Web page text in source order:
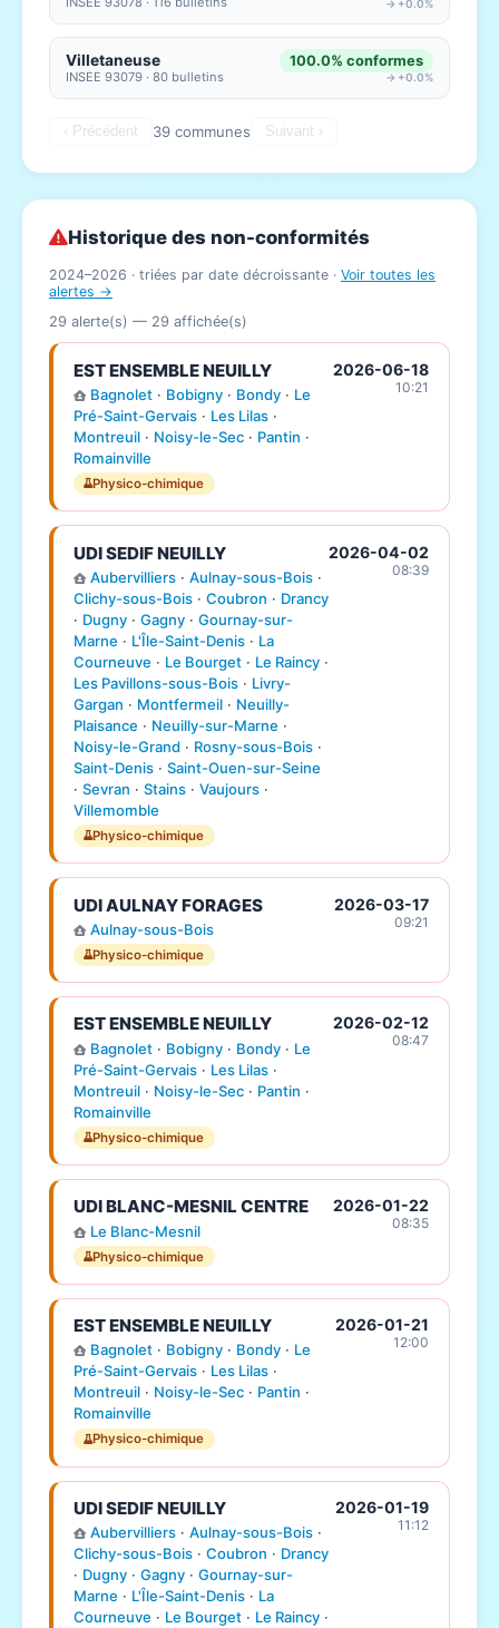
→ +0.0%
Villetaneuse
INSEE 93079 · 80 bulletins
100.0% conformes
→ +0.0%
‹ Précédent 39 communes Suivant ›
Historique des non-conformités
2024–2026 · triées par date décroissante · Voir toutes les
alertes →
29 alerte(s) — 29 affichée(s)
EST ENSEMBLE NEUILLY
Bagnolet· Bobigny· Bondy· Le
Pré-Saint-Gervais· Les Lilas·
Montreuil· Noisy-le-Sec· Pantin ·
Romainville
Physico-chimique
2026-06-18
10:21
UDI SEDIF NEUILLY
Aubervilliers· Aulnay-sous-Bois·
Clichy-sous-Bois· Coubron · Drancy
· Dugny· Gagny· Gournay-sur-
Marne · L'Île-Saint-Denis· La
Courneuve · Le Bourget· Le Raincy·
Les Pavillons-sous-Bois· Livry-
Gargan · Montfermeil· Neuilly-
Plaisance · Neuilly-sur-Marne ·
Noisy-le-Grand· Rosny-sous-Bois·
Saint-Denis· Saint-Ouen-sur-Seine
· Sevran · Stains· Vaujours·
Villemomble
Physico-chimique
2026-04-02
08:39
UDI AULNAY FORAGES
Aulnay-sous-Bois
Physico-chimique
2026-03-17
09:21
EST ENSEMBLE NEUILLY
Bagnolet· Bobigny· Bondy· Le
Pré-Saint-Gervais· Les Lilas·
Montreuil· Noisy-le-Sec· Pantin ·
Romainville
Physico-chimique
2026-02-12
08:47
UDI BLANC-MESNIL CENTRE
Le Blanc-Mesnil
Physico-chimique
2026-01-22
08:35
EST ENSEMBLE NEUILLY
Bagnolet· Bobigny· Bondy· Le
Pré-Saint-Gervais· Les Lilas·
Montreuil· Noisy-le-Sec· Pantin ·
Romainville
Physico-chimique
2026-01-21
12:00
UDI SEDIF NEUILLY
Aubervilliers· Aulnay-sous-Bois·
Clichy-sous-Bois· Coubron · Drancy
· Dugny· Gagny· Gournay-sur-
Marne · L'Île-Saint-Denis· La
Courneuve · Le Bourget· Le Raincy·
2026-01-19
11:12